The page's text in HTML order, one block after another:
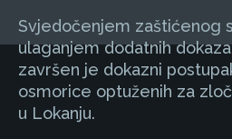
Svjedočenjem zaštićenog
ulaganjem dodatnih
završen je dokazni
osmorice optuženih za
u Lokanju.